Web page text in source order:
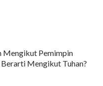
Mengikut Pemimpin
Mengikut Tuhan?